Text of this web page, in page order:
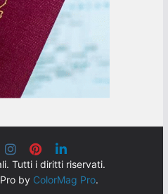
Tutti i diritti riservati.
by ColorMag Pro.